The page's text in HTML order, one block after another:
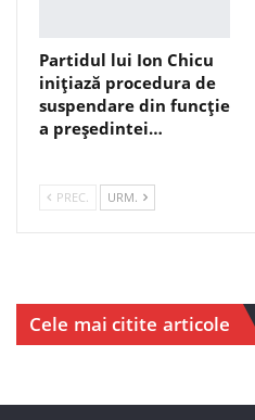
Partidul lui Ion Chicu
inițiază procedura de
suspendare din funcție
a președintei…
PREC. URM.
Cele mai citite articole